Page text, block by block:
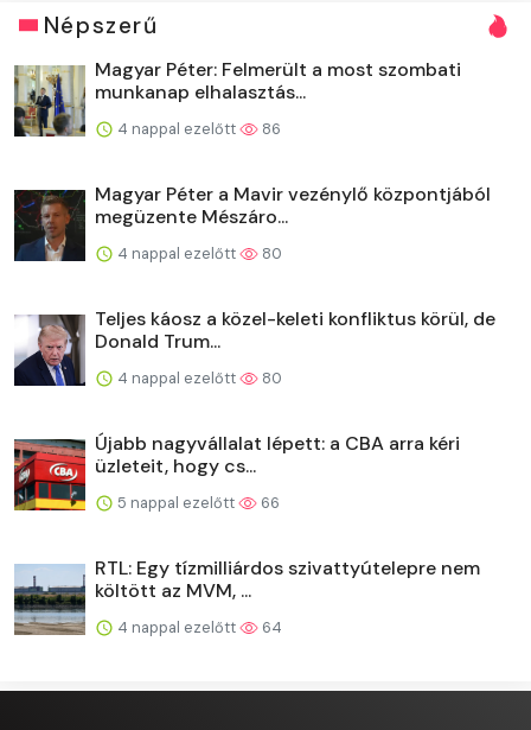
Népszerű
Magyar Péter: Felmerült a most szombati
munkanap elhalasztás...
4 nappal ezelőtt 86
Magyar Péter a Mavir vezénylő központjából
megüzente Mészáro...
4 nappal ezelőtt 80
Teljes káosz a közel-keleti konfliktus körül, de
Donald Trum...
4 nappal ezelőtt 80
Újabb nagyvállalat lépett: a CBA arra kéri
üzleteit, hogy cs...
5 nappal ezelőtt 66
RTL: Egy tízmilliárdos szivattyútelepre nem
költött az MVM, ...
4 nappal ezelőtt 64